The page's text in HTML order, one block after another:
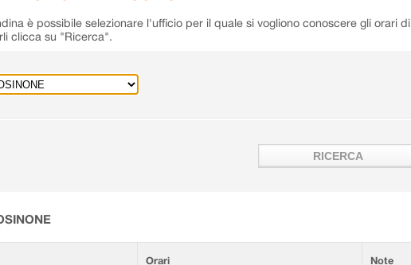
è possibile selezionare l'ufficio per il quale si vogliono conoscere gli orari di
clicca su "Ricerca".
Orari Note